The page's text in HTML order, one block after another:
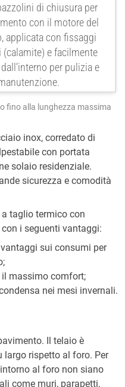
di chiusura per
con il motore del
applicata con fissaggi
(calamite) e facilmente
per pulizia e
fino alla lunghezza massima
inox, corredato di
con portata
solaio residenziale.
sicurezza e comodità
taglio termico con
i seguenti vantaggi:
sui consumi per
massimo comfort;
nei mesi invernali.
Il telaio è
largo rispetto al foro. Per
al foro non siano
come muri, parapetti,